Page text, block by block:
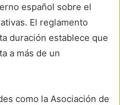
español sobre el
El reglamento
duración establece que
a más de un
como la Asociación de